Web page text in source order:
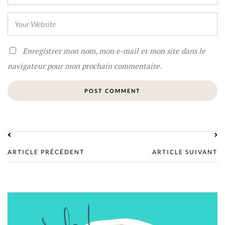
Enregistrer mon nom, mon e-mail et mon site dans le
navigateur pour mon prochain commentaire.
ARTICLE PRÉCÉDENT ARTICLE SUIVANT